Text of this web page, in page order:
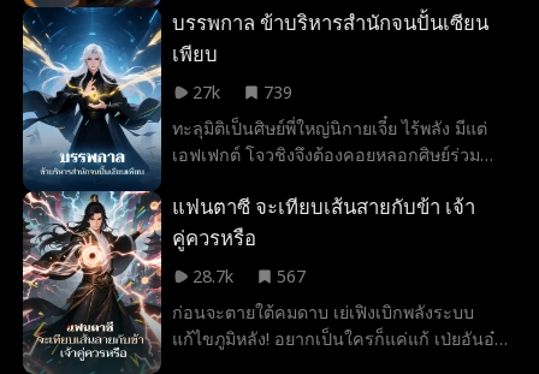
ต่อยตีจะมีประโยชน์อะไร ข้าตะโกนคำเดียว
'ท่านพ่อช่วยด้วย!' ก็พลิกเกมได้แล้ว! ในฐานะตัว
แบล็กเมล์เราไม่ได้โว้ย!
บรรพกาล ข้าบริหารสำนักจนปั้นเซียน
เพียบ
27k
739
ทะลุมิติเป็นศิษย์พี่ใหญ่นิกายเจี๋ย ไร้พลัง มีแต่
เอฟเฟกต์ โจวชิงจึงต้องคอยหลอกศิษย์ร่วม
กลับทำให้ทุกคนบรรลุมรรคผลและกลายเป็น
เซียนกันหมด!
แฟนตาซี จะเทียบเส้นสายกับข้า เจ้า
คู่ควรหรือ
28.7k
567
ก่อนจะตายใต้คมดาบ เย่เฟิงเบิกพลังระบบ
แก้ไขภูมิหลัง! อยากเป็นใครก็แค่แก้ เป่ยอันอ๋อง